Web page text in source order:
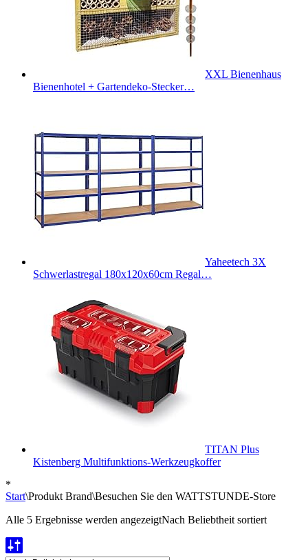
XXL Bienenhaus
Bienenhotel + Gartendeko-Stecker…
Yaheetech 3X
Schwerlastregal 180x120x60cm Regal…
TITAN Plus
Kistenberg Multifunktions-Werkzeugkoffer
*
Start\Produkt Brand\Besuchen Sie den WATTSTUNDE-Store
Alle 5 Ergebnisse werden angezeigtNach Beliebtheit sortiert